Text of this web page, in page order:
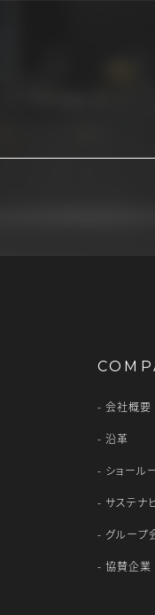
会社概要
沿革
ショール
サステナ
グループ
協賛企業